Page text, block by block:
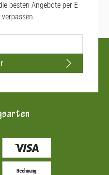
besten Angebote per E-
Rechnung